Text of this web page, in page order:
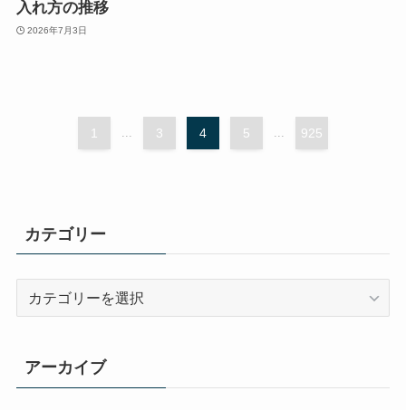
入れ方の推移
2026年7月3日
1 ... 3 4 5 ... 925
カテゴリー
ー
アーカイブ